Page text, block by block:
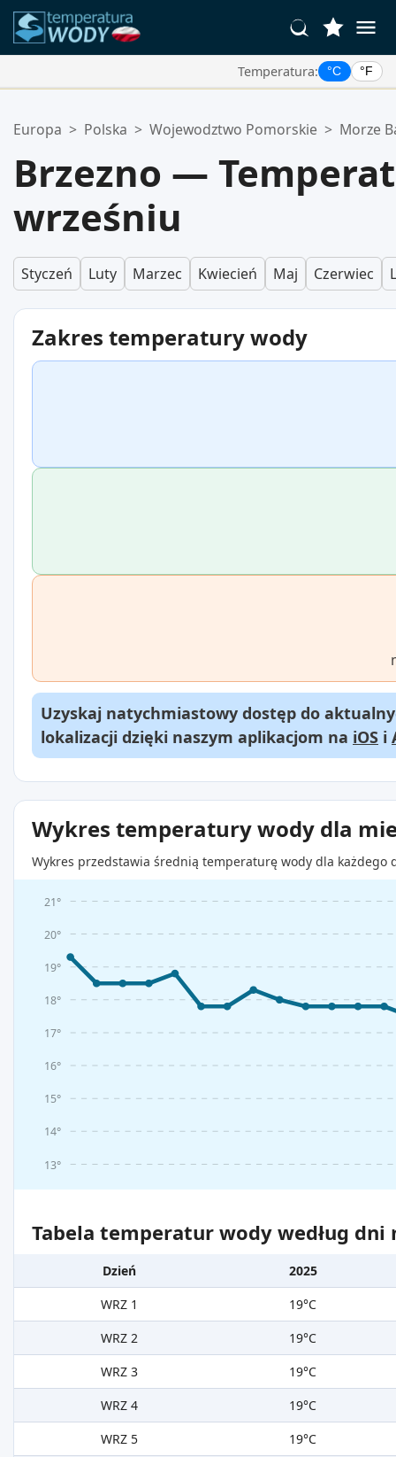
Temperatura: °C °F
Twoja lista ulubionych jest pusta.
Europa > Polska > Wojewodztwo Pomorskie > Morze
Brzezno —
wrześniu
Styczeń Luty Marzec Kwiecień Maj Czerwiec
Zakres temperatury wody
Uzyskaj natychmiastowy dostęp do
lokalizacji dzięki naszym aplikacjom na iOS i
Wykres temperatury wody dla
Wykres przedstawia średnią temperaturę wody dla
13°
14°
15°
16°
17°
18°
19°
20°
21°
Tabela temperatur wody według dni
Dzień
2025
WRZ 1
19°C
WRZ 2
19°C
WRZ 3
19°C
WRZ 4
19°C
WRZ 5
19°C